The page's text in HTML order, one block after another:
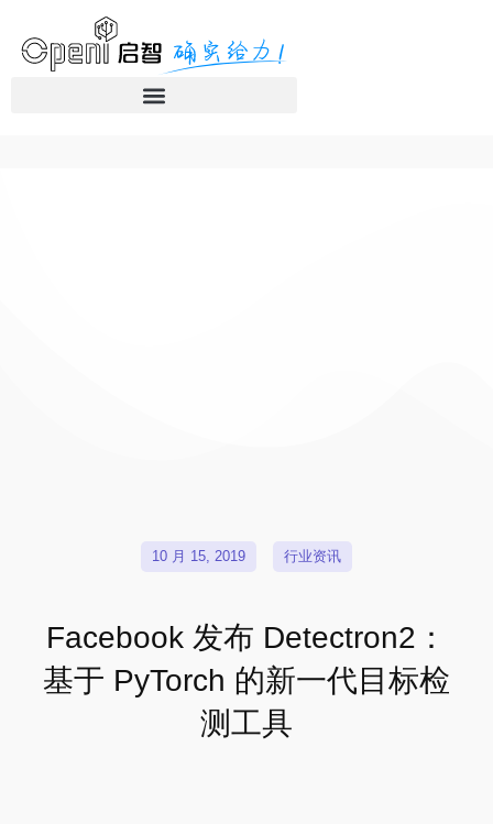
10 月 15, 2019 行业资讯
Facebook 发布 Detectron2：
基于 PyTorch 的新一代目标检
测工具